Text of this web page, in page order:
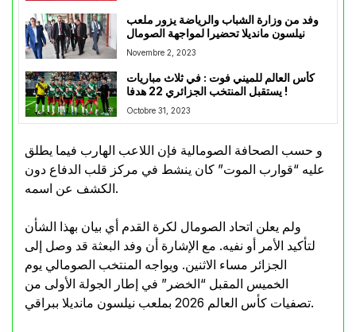
وفد من وزارة الشباب والرياضة يزور ملعب
نيلسون مانديلا تحضيرا لمواجهة الصومال
Novembre 2, 2023
كأس العالم للميني فوت : في ثلاث مباريات
يستقبل المنتخب الجزائري 22 هدفا !
Octobre 31, 2023
و حسب الصحافة الصومالية فإن اللاعب الهارب فيما يطلق
عليه “قوارب الموت” كان ينشط في مركز قلب الدفاع دون
الكشف عن اسمه.
ولم يعلن اتحاد الصومال لكرة القدم أي بيان بهذا الشأن
لتأكيد الأمر أو نفيه. مع الإشارة أن وفد البعثة قد وصل إلى
الجزائر مساء الاثنين. ويواجه المنتخب الصومالي يوم
الخميس المقبل “الخضر” في إطار الجولة الأولى من
تصفيات كأس العالم 2026 بملعب نيلسون مانديلا ببراقي.